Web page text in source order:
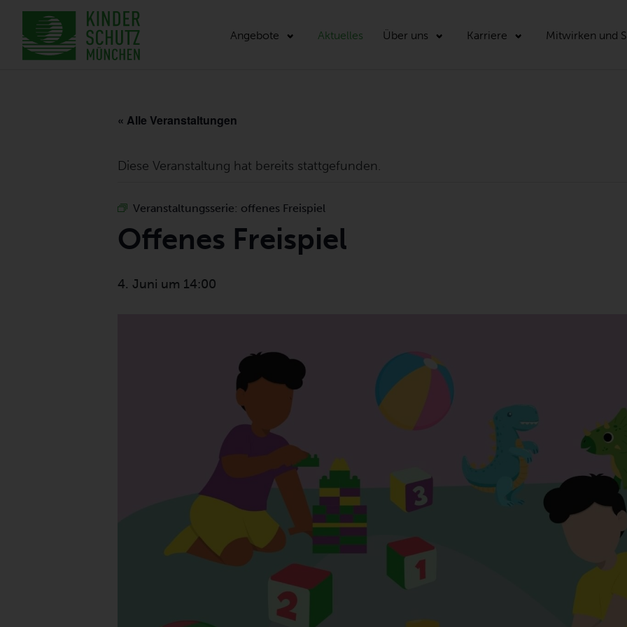
Angebote Aktuelles Über uns Karriere Mitwirken und
« Alle Veranstaltungen
Diese Veranstaltung hat bereits stattgefunden.
Veranstaltungsserie: offenes Freispiel
Offenes Freispiel
4. Juni um 14:00